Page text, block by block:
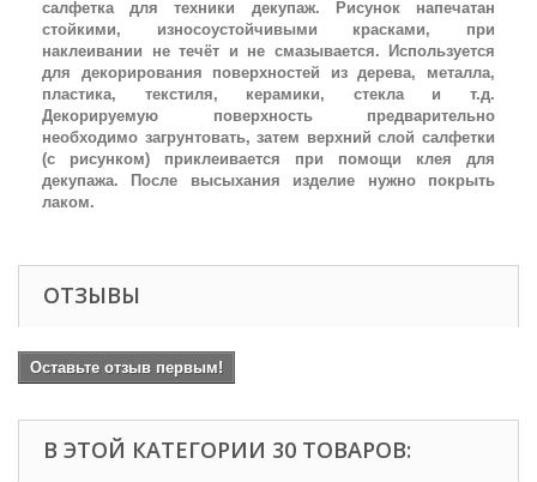
салфетка для техники декупаж. Рисунок напечатан
стойкими, износоустойчивыми красками, при
наклеивании не течёт и не смазывается. Используется
для декорирования поверхностей из дерева, металла,
пластика, текстиля, керамики, стекла и т.д.
Декорируемую поверхность предварительно
необходимо загрунтовать, затем верхний слой салфетки
(с рисунком) приклеивается при помощи клея для
декупажа. После высыхания изделие нужно покрыть
лаком.
ОТЗЫВЫ
Оставьте отзыв первым!
В ЭТОЙ КАТЕГОРИИ 30 ТОВАРОВ: